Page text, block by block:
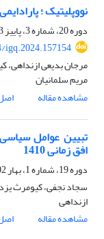
نووپلیتیک ؛
دوره 20، شماره 3، پاییز 1403، صفحه
igq.2024.157154
مرجان بدیعی ازنداهی،
مریم سلمانیان
مشاهده مقاله
تبیین عوامل
افق زمانی 1410
دوره 19، شماره 1، بهار 1402، صفحه
سجاد نجفی، کیومرث
ازنداهی
مشاهده مقاله